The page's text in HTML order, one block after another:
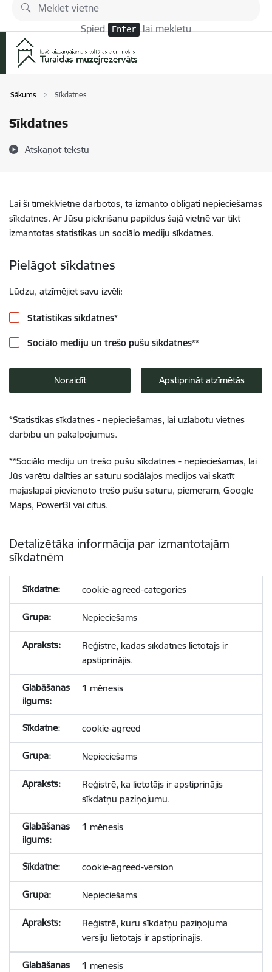
Pāriet uz lapas saturu
Spied Enter lai meklētu
Sākums Sīkdatnes
Sīkdatnes
Atskaņot tekstu
Lai šī tīmekļvietne darbotos, tā izmanto obligāti nepieciešamās
sīkdatnes. Ar Jūsu piekrišanu papildus šajā vietnē var tikt
izmantotas statistikas un sociālo mediju sīkdatnes.
Pielāgot sīkdatnes
Lūdzu, atzīmējiet savu izvēli:
Statistikas sīkdatnes*
Sociālo mediju un trešo pušu sīkdatnes**
Noraidīt Apstiprināt atzīmētās
*Statistikas sīkdatnes - nepieciešamas, lai uzlabotu vietnes
darbību un pakalpojumus.
**Sociālo mediju un trešo pušu sīkdatnes - nepieciešamas, lai
Jūs varētu dalīties ar saturu sociālajos medijos vai skatīt
mājaslapai pievienoto trešo pušu saturu, piemēram, Google
Maps, PowerBI vai citus.
Detalizētāka informācija par izmantotajām
sīkdatnēm
cookie-agreed-categories
Nepieciešams
Reģistrē, kādas sīkdatnes lietotājs ir
apstiprinājis.
1 mēnesis
cookie-agreed
Nepieciešams
Reģistrē, ka lietotājs ir apstiprinājis
sīkdatņu paziņojumu.
1 mēnesis
cookie-agreed-version
Nepieciešams
Reģistrē, kuru sīkdatņu paziņojuma
versiju lietotājs ir apstiprinājis.
1 mēnesis